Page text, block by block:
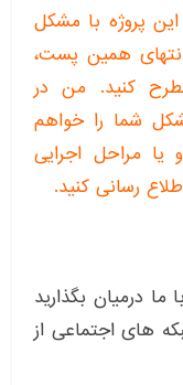
این پروژه با مشکل
همین پست،
کنید. من در
شما را خواهم
یا مراحل اجرایی
رسانی کنید.
ما درمیان بگذارید
های اجتماعی از